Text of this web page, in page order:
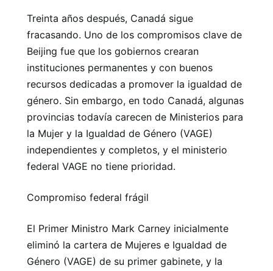
Treinta años después, Canadá sigue
fracasando. Uno de los compromisos clave de
Beijing fue que los gobiernos crearan
instituciones permanentes y con buenos
recursos dedicadas a promover la igualdad de
género. Sin embargo, en todo Canadá, algunas
provincias todavía carecen de Ministerios para
la Mujer y la Igualdad de Género (VAGE)
independientes y completos, y el ministerio
federal VAGE no tiene prioridad.
Compromiso federal frágil
El Primer Ministro Mark Carney inicialmente
eliminó la cartera de Mujeres e Igualdad de
Género (VAGE) de su primer gabinete, y la